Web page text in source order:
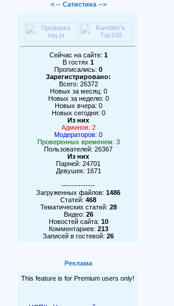
< -- Сатистика -->
Сейчас на сайте: 1
В гостях 1
Прописались: 0
Зарегистрировано:
Всего: 26372
Новых за месяц: 0
Новых за неделю: 0
Новых вчера: 0
Новых сегодня: 0
Из них
Админов: 2
Модераторов: 0
Проверенных временем: 3
Пользователей: 26367
Из них
Парней: 24701
Девушек: 1671
--------------
Загруженных файлов: 1486
Статей: 468
Тематических статей: 28
Видео: 26
Новостей сайта: 10
Комментариев: 213
Записей в гостевой: 26
Реклама
This feature is for Premium users only!